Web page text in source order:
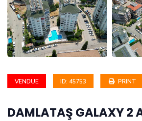
VENDUE ID: 45753 PRINT
DAMLATAŞ GALAXY 2